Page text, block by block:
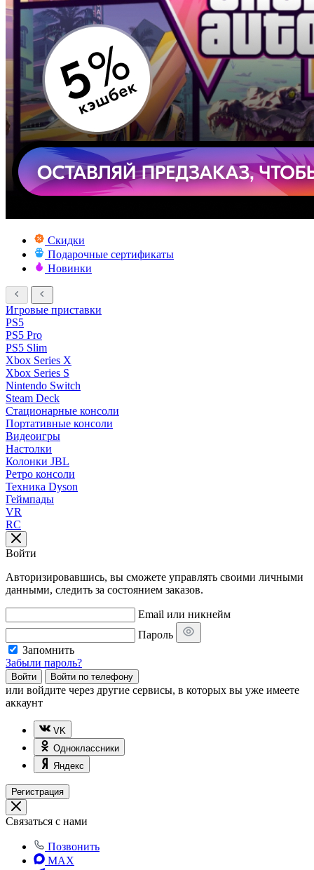
Скидки
Подарочные сертификаты
Новинки
Игровые приставки
PS5
PS5 Pro
PS5 Slim
Xbox Series X
Xbox Series S
Nintendo Switch
Steam Deck
Стационарные консоли
Портативные консоли
Видеоигры
Настолки
Колонки JBL
Ретро консоли
Техника Dyson
Геймпады
VR
RC
Войти
Авторизировавшись, вы сможете управлять своими личными
данными, следить за состоянием заказов.
Email или никнейм
Пароль
Запомнить
Забыли пароль?
Войти Войти по телефону
или войдите через другие сервисы, в которых вы уже имеете
аккаунт
VK
Одноклассники
Яндекс
Регистрация
Связаться с нами
Позвонить
MAX